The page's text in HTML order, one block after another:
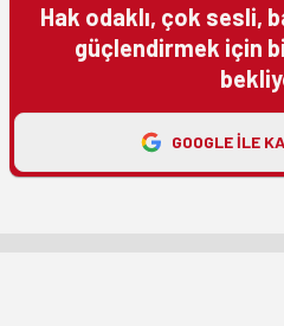
Hak odaklı, çok sesli,
güçlendirmek için
GOOGLE ILE